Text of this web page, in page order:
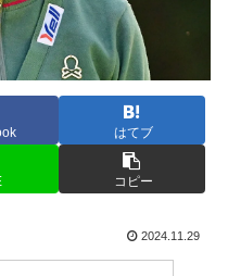
はてブ
コピー
2024.11.29